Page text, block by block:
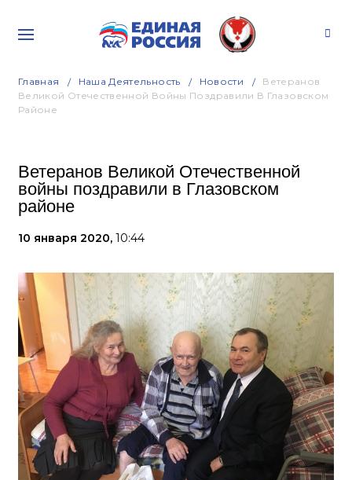
Главная Наша Деятельность Новости
Ветеранов
Великой Отечественной Войны Поздравили В Глазовском
Районе
Ветеранов Великой Отечественной
войны поздравили в Глазовском
районе
10 января 2020, 10:44